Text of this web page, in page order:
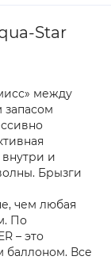
Star
между
запасом
и
Брызги
чем любая
По
– это
баллоном. Все